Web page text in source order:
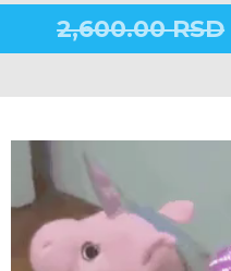
2,600.00RSD